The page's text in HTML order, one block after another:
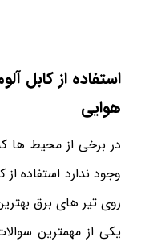
هوایی
در برخی از محیط ها
وجود ندارد استفاده
روی تیر های برق
یکی از مهمترین